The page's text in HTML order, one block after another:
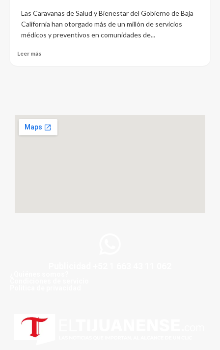
Las Caravanas de Salud y Bienestar del Gobierno de Baja
California han otorgado más de un millón de servicios
médicos y preventivos en comunidades de...
Leer más